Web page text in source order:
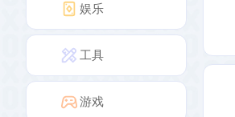
娱乐
工具
游戏